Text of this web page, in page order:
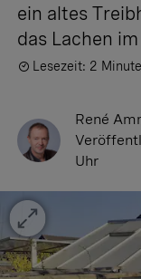
ein altes
das Lachen
Lesezeit: 2
René
Uhr